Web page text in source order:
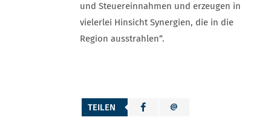
und Steuereinnahmen und erzeugen in
vielerlei Hinsicht Synergien, die in die
Region ausstrahlen“.
TEILEN